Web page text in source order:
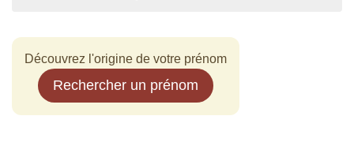
Découvrez l'origine de votre prénom
Rechercher un prénom